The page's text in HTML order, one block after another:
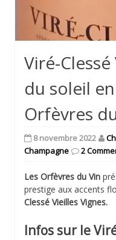
Viré-
du soleil
Orfèvres
8 novembre 2022
Champagne
2
Les Orfèvres du Vin
prestige aux accents
Clessé Vieilles Vignes.
Infos sur le